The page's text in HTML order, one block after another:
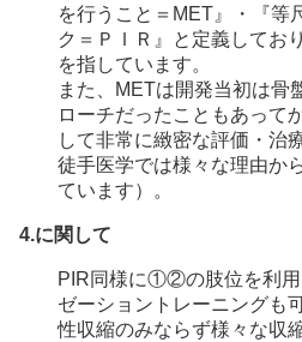
を行うこと＝MET』・『等
ク＝ＰＩＲ』と定義してお
を指しています。
また、METは開発当初は骨
ローチだったこともあって
して非常に緻密な評価・治
徒手医学では様々な理由か
ています）。
4.に関して
PIR同様に①②の肢位を利用
ゼーショントレーニングも
性収縮のみならず様々な収